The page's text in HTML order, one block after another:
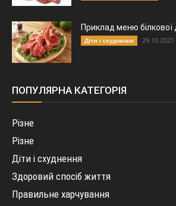
Приклад меню білкової
Діти і схуднення 29.10.2021
ПОПУЛЯРНА КАТЕГОРІЯ
Різне
Різне
Діти і схуднення
Здоровий спосіб життя
Правильне харчування